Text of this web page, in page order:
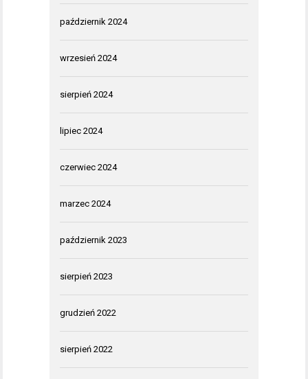
październik 2024
wrzesień 2024
sierpień 2024
lipiec 2024
czerwiec 2024
marzec 2024
październik 2023
sierpień 2023
grudzień 2022
sierpień 2022